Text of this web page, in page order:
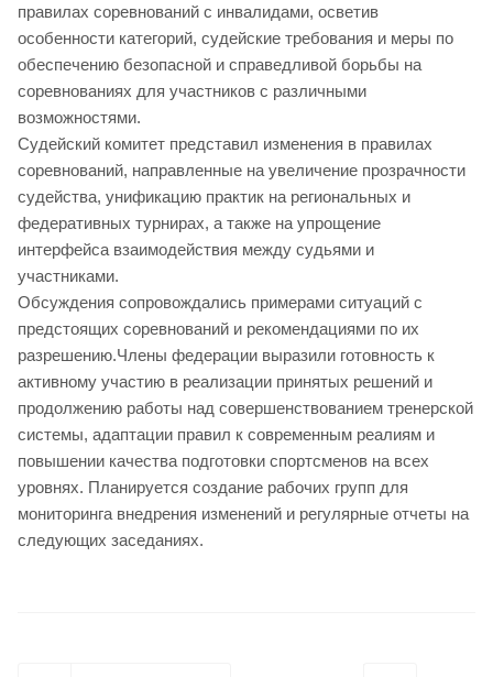
правилах соревнований с инвалидами, осветив
особенности категорий, судейские требования и меры по
обеспечению безопасной и справедливой борьбы на
соревнованиях для участников с различными
возможностями.
Судейский комитет представил изменения в правилах
соревнований, направленные на увеличение прозрачности
судейства, унификацию практик на региональных и
федеративных турнирах, а также на упрощение
интерфейса взаимодействия между судьями и
участниками.
Обсуждения сопровождались примерами ситуаций с
предстоящих соревнований и рекомендациями по их
разрешению.Члены федерации выразили готовность к
активному участию в реализации принятых решений и
продолжению работы над совершенствованием тренерской
системы, адаптации правил к современным реалиям и
повышении качества подготовки спортсменов на всех
уровнях. Планируется создание рабочих групп для
мониторинга внедрения изменений и регулярные отчеты на
следующих заседаниях.